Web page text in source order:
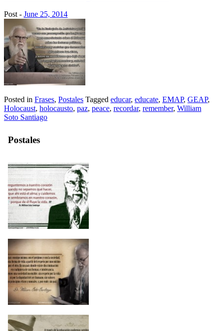
Post - June 25, 2014
Posted in Frases, Postales Tagged educar, educate, EMAP, GEAP,
Holocaust, holocausto, paz, peace, recordar, remember, William
Soto Santiago
Postales